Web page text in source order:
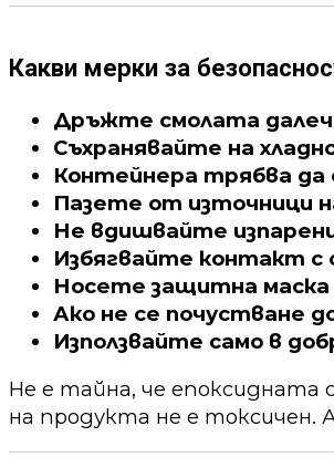
Какви мерки за
Дръжте смолата
Съхранявайте на
Контейнера трябва да
Пазете от източници
Не вдишвайте
Избягвайте контакт
Носете защитна маска
Ако не се почустване
Използвайте само в
Не е тайна, че епоксидната
на продукта не е токсичен.